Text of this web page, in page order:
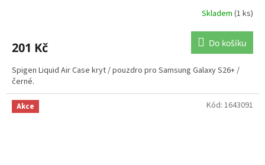
Skladem (1 ks)
201 Kč Do košíku
Spigen Liquid Air Case kryt / pouzdro pro Samsung Galaxy S26+ /
černé.
Akce Kód: 1643091